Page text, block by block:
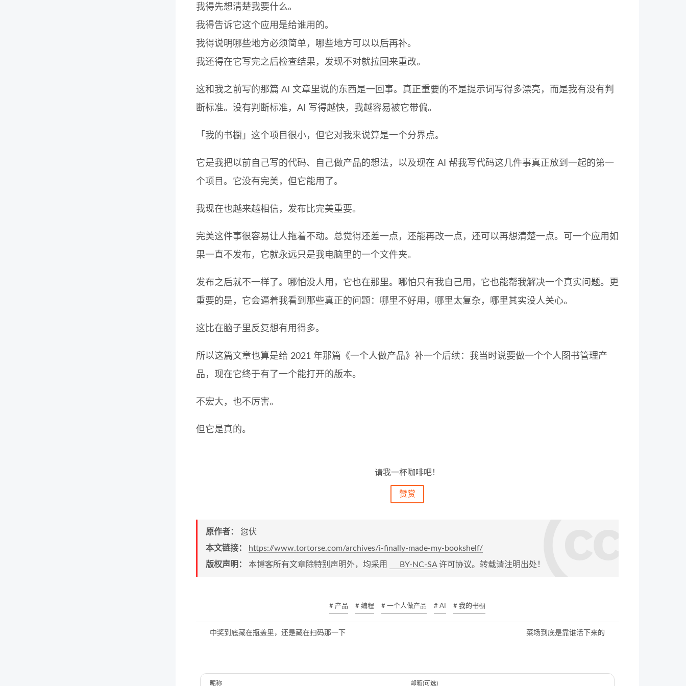
我得先想清楚我要什么。
我得告诉它这个应用是给谁用的。
我得说明哪些地方必须简单，哪些地方可以以后再补。
我还得在它写完之后检查结果，发现不对就拉回来重改。
这和我之前写的那篇 AI 文章里说的东西是一回事。真正重要的不是提示词写得多漂亮，而是我有没有判
断标准。没有判断标准，AI 写得越快，我越容易被它带偏。
「我的书橱」这个项目很小，但它对我来说算是一个分界点。
它是我把以前自己写的代码、自己做产品的想法，以及现在 AI 帮我写代码这几件事真正放到一起的第一
个项目。它没有完美，但它能用了。
我现在也越来越相信，发布比完美重要。
完美这件事很容易让人拖着不动。总觉得还差一点，还能再改一点，还可以再想清楚一点。可一个应用如
果一直不发布，它就永远只是我电脑里的一个文件夹。
发布之后就不一样了。哪怕没人用，它也在那里。哪怕只有我自己用，它也能帮我解决一个真实问题。更
重要的是，它会逼着我看到那些真正的问题：哪里不好用，哪里太复杂，哪里其实没人关心。
这比在脑子里反复想有用得多。
所以这篇文章也算是给 2021 年那篇《一个人做产品》补一个后续：我当时说要做一个个人图书管理产
品，现在它终于有了一个能打开的版本。
不宏大，也不厉害。
但它是真的。
请我一杯咖啡吧！
赞赏
原作者： 愆伏
本文链接：
https://www.tortorse.com/archives/i-finally-made-my-bookshelf/
版权声明： 本博客所有文章除特别声明外，均采用 BY-NC-SA许可协议。转载请注明出处！
# 产品 # 编程 # 一个人做产品 # AI # 我的书橱
中奖到底藏在瓶盖里，还是藏在扫码那一下 菜场到底是靠谁活下来的
昵称 邮箱(可选)